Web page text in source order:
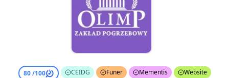
80 /100 CEIDG Funer Mementis Website